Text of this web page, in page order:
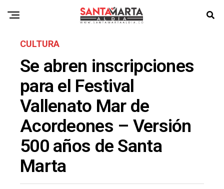
CULTURA
Se abren inscripciones
para el Festival
Vallenato Mar de
Acordeones – Versión
500 años de Santa
Marta